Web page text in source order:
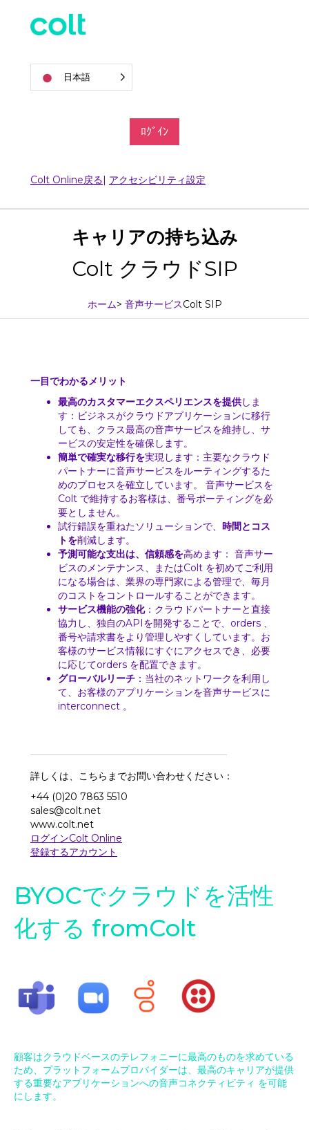
日本語
ﾛｸﾞｲﾝ
Colt Online戻る アクセシビリティ設定
キャリアの持ち込み
Colt クラウドSIP
ホーム> 音声サービスColt SIP
一目でわかるメリット
最高のカスタマーエクスペリエンスを提供しま
す：ビジネスがクラウドアプリケーションに移行
しても、クラス最高の音声サービスを維持し、サ
ービスの安定性を確保します。
簡単で確実な移行を実現します：主要なクラウド
パートナーに音声サービスをルーティングするた
めのプロセスを確立しています。 音声サービスを
Colt で維持するお客様は、番号ポーティングを必
要としません。
試行錯誤を重ねたソリューションで、 時間とコス
トを削減します。
予測可能な支出は、信頼感を高めます： 音声サー
ビスのメンテナンス、またはColt を初めてご利用
になる場合は、業界の専門家による管理で、毎月
のコストをコントロールすることができます。
サービス機能の強化：クラウドパートナーと直接
協力し、独自のAPIを開発することで、orders 、
番号や請求書をより管理しやすくしています。お
客様のサービス情報にすぐにアクセスでき、必要
に応じてorders を配置できます。
グローバルリーチ ：当社のネットワークを利用し
て、お客様のアプリケーションを音声サービスに
interconnect 。
詳しくは、こちらまでお問い合わせください：
+44 (0)20 7863 5510
sales@colt.net
www.colt.net
ログインColt Online
登録するアカウント
BYOCでクラウドを活性
化する fromColt
顧客はクラウドベースのテレフォニーに最高のものを求めている
ため、プラットフォームプロバイダーは、最高のキャリアが提供
する重要なアプリケーションへの音声コネクティビティ を可能
にします。